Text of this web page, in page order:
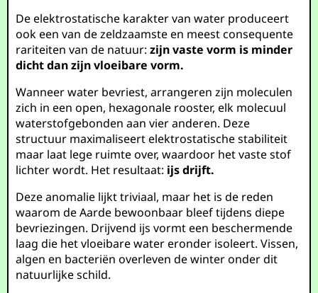
De elektrostatische karakter van water produceert
ook een van de zeldzaamste en meest consequente
rariteiten van de natuur:zijn vaste vorm is minder
dicht dan zijn vloeibare vorm.
Wanneer water bevriest, arrangeren zijn moleculen
zich in een open, hexagonale rooster, elk molecuul
waterstofgebonden aan vier anderen. Deze
structuur maximaliseert elektrostatische stabiliteit
maar laat lege ruimte over, waardoor het vaste stof
lichter wordt. Het resultaat: ijs drijft.
Deze anomalie lijkt triviaal, maar het is de reden
waarom de Aarde bewoonbaar bleef tijdens diepe
bevriezingen. Drijvend ijs vormt een beschermende
laag die het vloeibare water eronder isoleert. Vissen,
algen en bacteriën overleven de winter onder dit
natuurlijke schild.